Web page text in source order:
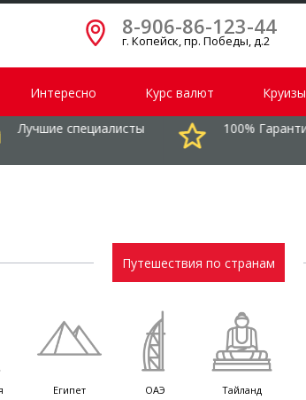
8-906-86-123-44
г. Копейск, пр. Победы, д.2
Интересно Курс валют Круизы
специалисты 100% Гарантия
Путешествия по странам
Египет ОАЭ Тайланд